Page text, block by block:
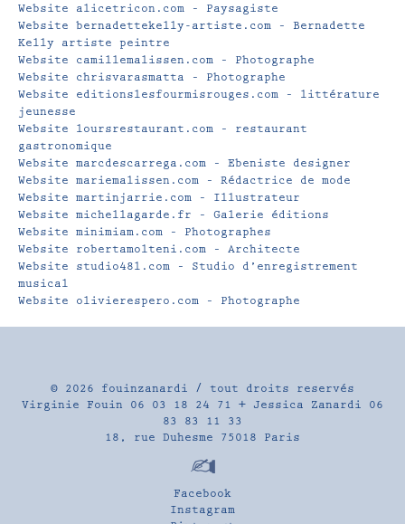
Website alicetricon.com – Paysagiste
Website bernadettekelly-artiste.com – Bernadette
Kelly artiste peintre
Website camillemalissen.com – Photographe
Website chrisvarasmatta – Photographe
Website editionslesfourmisrouges.com – littérature
jeunesse
Website loursrestaurant.com – restaurant
gastronomique
Website marcdescarrega.com – Ebeniste designer
Website mariemalissen.com – Rédactrice de mode
Website martinjarrie.com – Illustrateur
Website michellagarde.fr – Galerie éditions
Website minimiam.com – Photographes
Website robertamolteni.com – Architecte
Website studio48l.com – Studio d’enregistrement
musical
Website olivierespero.com – Photographe
© 2026 fouinzanardi / tout droits reservés
Virginie Fouin 06 03 18 24 71 + Jessica Zanardi 06
83 83 11 33
18, rue Duhesme 75018 Paris
Facebook
Instagram